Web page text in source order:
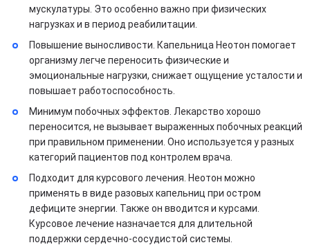
мускулатуры. Это особенно важно при физических
нагрузках и в период реабилитации.
Повышение выносливости. Капельница Неотон помогает
организму легче переносить физические и
эмоциональные нагрузки, снижает ощущение усталости и
повышает работоспособность.
Минимум побочных эффектов. Лекарство хорошо
переносится, не вызывает выраженных побочных реакций
при правильном применении. Оно используется у разных
категорий пациентов под контролем врача.
Подходит для курсового лечения. Неотон можно
применять в виде разовых капельниц при остром
дефиците энергии. Также он вводится и курсами.
Курсовое лечение назначается для длительной
поддержки сердечно-сосудистой системы.